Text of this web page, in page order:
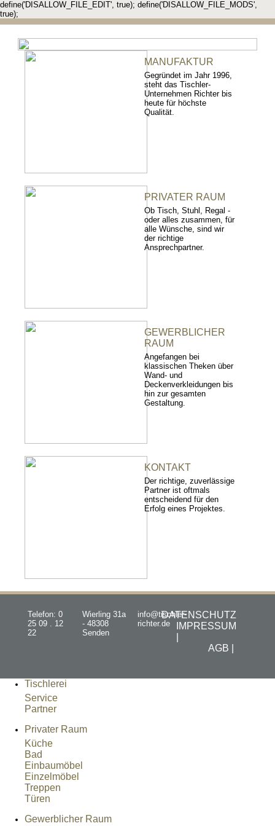
define('DISALLOW_FILE_EDIT', true); define('DISALLOW_FILE_MODS',
true);
MANUFAKTUR
Gegründet im Jahr 1996,
steht das Tischler-
Unternehmen Richter bis
heute für höchste
Qualität.
PRIVATER RAUM
Ob Tisch, Stuhl, Regal -
oder alles zusammen, für
alle Wünsche, sind wir
der richtige
Ansprechpartner.
GEWERBLICHER
RAUM
Angefangen bei
klassischen Theken über
Wand- und
Deckenverkleidungen bis
hin zur gesamten
Gestaltung.
KONTAKT
Der richtige, zuverlässige
Partner ist oftmals
entscheidend für den
Erfolg eines Projektes.
Telefon: 0
25 09 . 12
22
Wierling 31a
- 48308
Senden
info@tischler-
richter.de
DATENSCHUTZ
IMPRESSUM
AGB |
Tischlerei
Service
Partner
Privater Raum
Küche
Bad
Einbaumöbel
Einzelmöbel
Treppen
Türen
Gewerblicher Raum